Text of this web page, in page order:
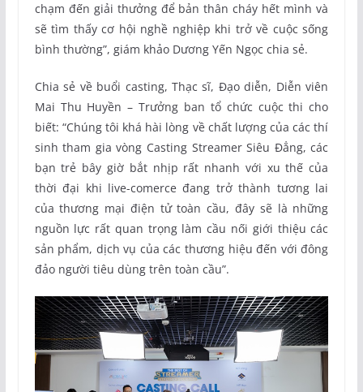
chạm đến giải thưởng để bản thân cháy hết mình và
sẽ tìm thấy cơ hội nghề nghiệp khi trở về cuộc sống
bình thường”, giám khảo Dương Yến Ngọc chia sẻ.
Chia sẻ về buổi casting, Thạc sĩ, Đạo diễn, Diễn viên
Mai Thu Huyền – Trưởng ban tổ chức cuộc thi cho
biết: “Chúng tôi khá hài lòng về chất lượng của các thí
sinh tham gia vòng Casting Streamer Siêu Đẳng, các
bạn trẻ bây giờ bắt nhịp rất nhanh với xu thế của
thời đại khi live-comerce đang trở thành tương lai
của thương mại điện tử toàn cầu, đây sẽ là những
nguồn lực rất quan trọng làm cầu nối giới thiệu các
sản phẩm, dịch vụ của các thương hiệu đến với đông
đảo người tiêu dùng trên toàn cầu”.